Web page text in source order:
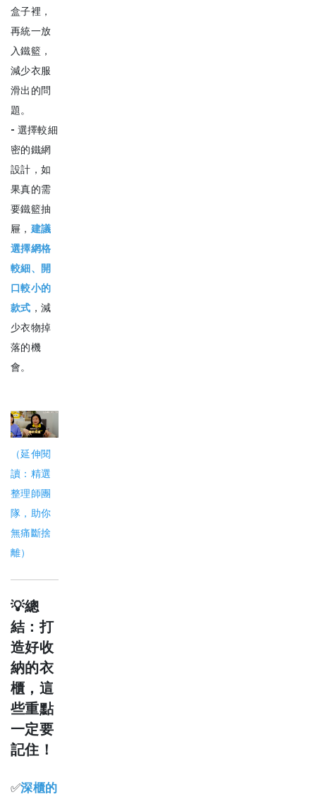
盒子裡，
再統一放
入鐵籃，
減少衣服
滑出的問
題。
- 選擇較細
密的鐵網
設計，如
果真的需
要鐵籃抽
屜， 建議
選擇網格
較細、開
口較小的
款式 ，減
少衣物掉
落的機
會。
（延伸閱
讀：精選
整理師團
隊，助你
無痛斷捨
離）
💡總
結：打
造好收
納的衣
櫃，這
些重點
一定要
記住！
✅深櫃的